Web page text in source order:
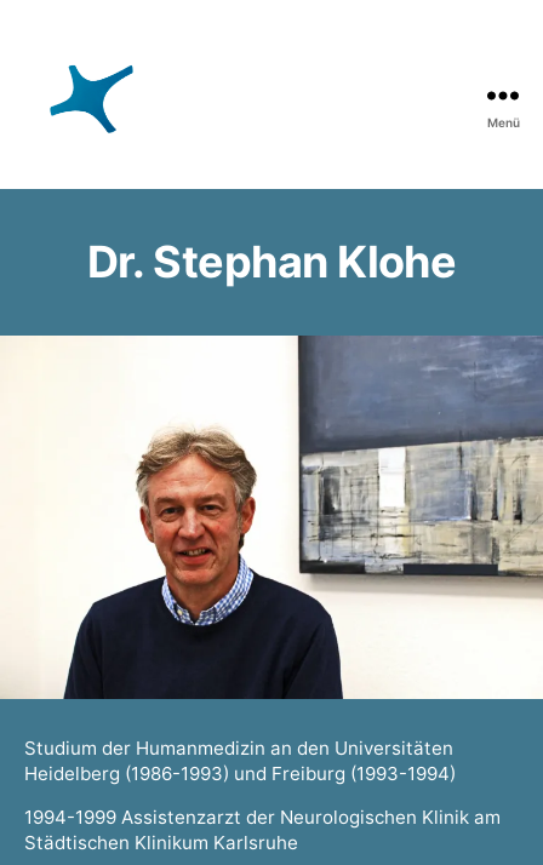
Gemeinschaftspraxis
Menü
Dr. Stephan Klohe
Studium der Humanmedizin an den Universitäten
Heidelberg (1986-1993) und Freiburg (1993-1994)
1994-1999 Assistenzarzt der Neurologischen Klinik am
Städtischen Klinikum Karlsruhe